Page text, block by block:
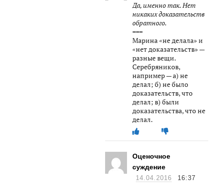
Да, именно так. Нет
никаких доказательств
обратного.
===
Марина «не делала» и
«нет доказательств» —
разные вещи.
Серебряников,
например — а) не
делал; б) не было
доказательств, что
делал; в) были
доказательства, что не
делал.
Оценочное
суждение
14.04.2016 16:37